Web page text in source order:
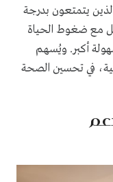
يتمتعون بدرجة
مع ضغوط الحياة
أكبر. ويُسهم
في تحسين الصحة